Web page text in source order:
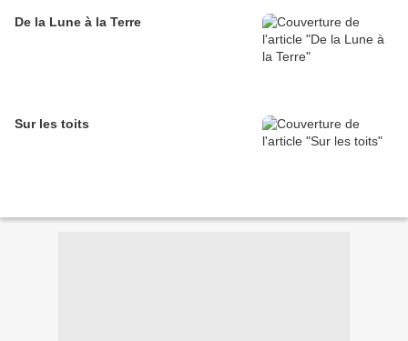
De la Lune à la Terre
Sur les toits